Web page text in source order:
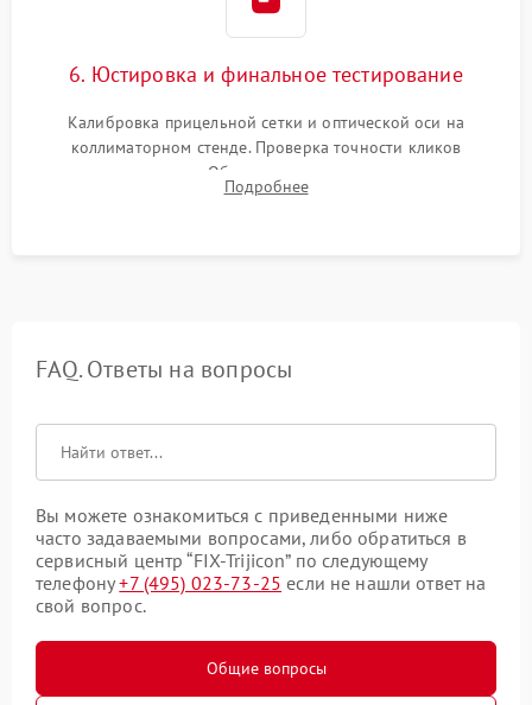
6. Юстировка и финальное тестирование
Калибровка прицельной сетки и оптической оси на
коллиматорном стенде. Проверка точности кликов
механизма поправок. Обязательное испытание прицела на
ударном стенде для проверки устойчивости к отдаче и
Подробнее
FAQ. Ответы на вопросы
Вы можете ознакомиться с приведенными ниже
часто задаваемыми вопросами, либо обратиться в
сервисный центр “FIX-Trijicon” по следующему
телефону+7 (495) 023-73-25 если не нашли ответ на
свой вопрос.
Общие вопросы